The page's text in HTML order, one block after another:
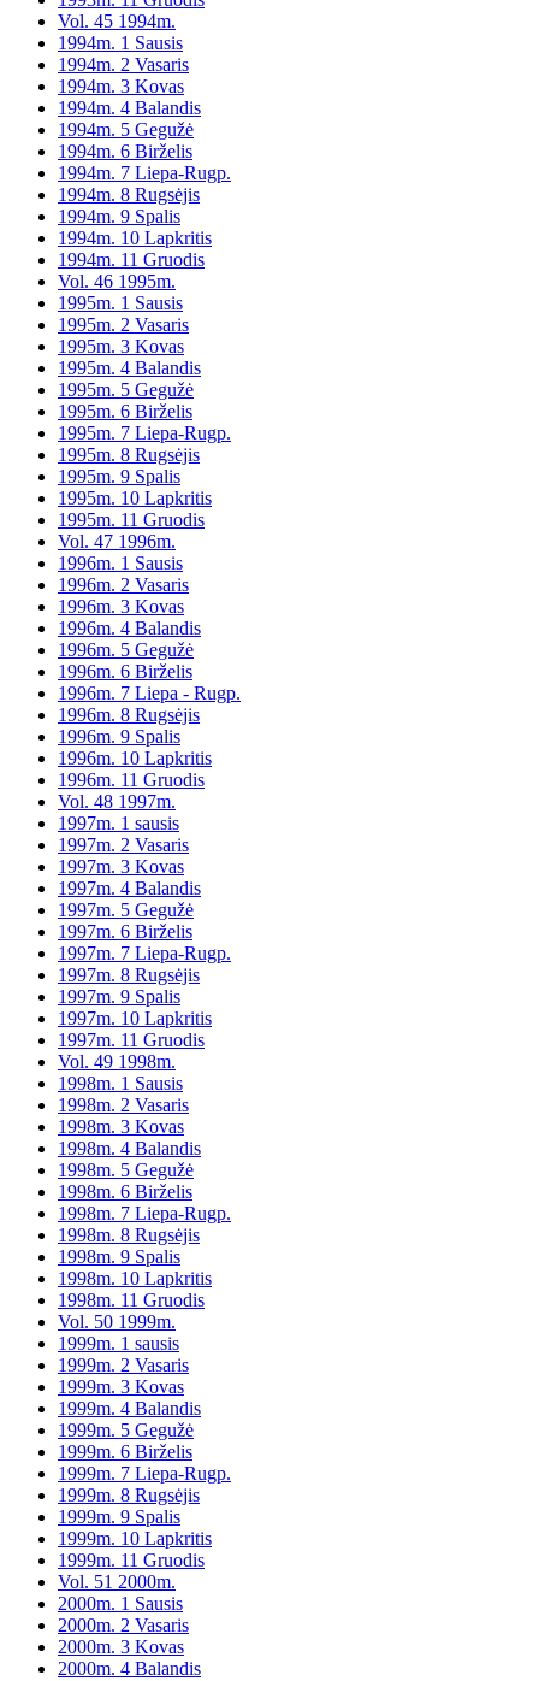
Vol. 45 1994m.
1994m. 1 Sausis
1994m. 2 Vasaris
1994m. 3 Kovas
1994m. 4 Balandis
1994m. 5 Gegužė
1994m. 6 Birželis
1994m. 7 Liepa-Rugp.
1994m. 8 Rugsėjis
1994m. 9 Spalis
1994m. 10 Lapkritis
1994m. 11 Gruodis
Vol. 46 1995m.
1995m. 1 Sausis
1995m. 2 Vasaris
1995m. 3 Kovas
1995m. 4 Balandis
1995m. 5 Gegužė
1995m. 6 Birželis
1995m. 7 Liepa-Rugp.
1995m. 8 Rugsėjis
1995m. 9 Spalis
1995m. 10 Lapkritis
1995m. 11 Gruodis
Vol. 47 1996m.
1996m. 1 Sausis
1996m. 2 Vasaris
1996m. 3 Kovas
1996m. 4 Balandis
1996m. 5 Gegužė
1996m. 6 Birželis
1996m. 7 Liepa - Rugp.
1996m. 8 Rugsėjis
1996m. 9 Spalis
1996m. 10 Lapkritis
1996m. 11 Gruodis
Vol. 48 1997m.
1997m. 1 sausis
1997m. 2 Vasaris
1997m. 3 Kovas
1997m. 4 Balandis
1997m. 5 Gegužė
1997m. 6 Birželis
1997m. 7 Liepa-Rugp.
1997m. 8 Rugsėjis
1997m. 9 Spalis
1997m. 10 Lapkritis
1997m. 11 Gruodis
Vol. 49 1998m.
1998m. 1 Sausis
1998m. 2 Vasaris
1998m. 3 Kovas
1998m. 4 Balandis
1998m. 5 Gegužė
1998m. 6 Birželis
1998m. 7 Liepa-Rugp.
1998m. 8 Rugsėjis
1998m. 9 Spalis
1998m. 10 Lapkritis
1998m. 11 Gruodis
Vol. 50 1999m.
1999m. 1 sausis
1999m. 2 Vasaris
1999m. 3 Kovas
1999m. 4 Balandis
1999m. 5 Gegužė
1999m. 6 Birželis
1999m. 7 Liepa-Rugp.
1999m. 8 Rugsėjis
1999m. 9 Spalis
1999m. 10 Lapkritis
1999m. 11 Gruodis
Vol. 51 2000m.
2000m. 1 Sausis
2000m. 2 Vasaris
2000m. 3 Kovas
2000m. 4 Balandis